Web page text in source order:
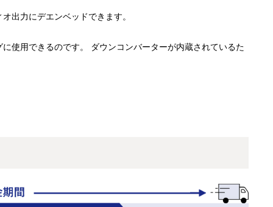
出力にデエンベッドできます。
使用できるのです。 ダウンコンバーターが内蔵されているた